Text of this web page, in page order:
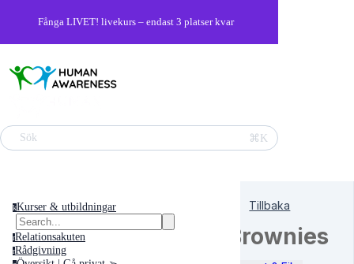
Fånga LIVET! livekurs – endast 3 platser kvar
Sök ⌘K
kKurser & utbildningar
rRelationsakuten
rRådgivning
Tillbaka
Brownies